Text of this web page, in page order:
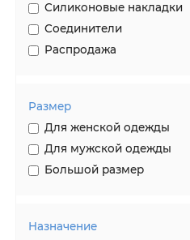
Силиконовые накладки
Соединители
Распродажа
Размер
Для женской одежды
Для мужской одежды
Большой размер
Назначение